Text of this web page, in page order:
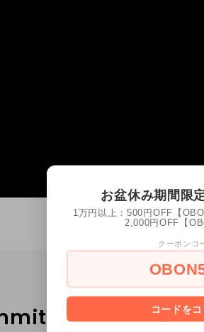
お盆休み期間限
1万円以上：500円OFF【
2,000円OFF【
クーポンコ
コードを